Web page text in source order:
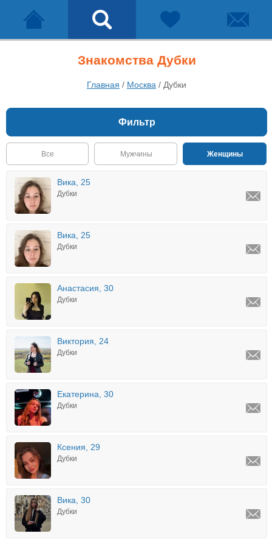
Знакомства Дубки
Главная / Москва / Дубки
Фильтр
Все Мужчины Женщины
Вика, 25
Дубки
Вика, 25
Дубки
Анастасия, 30
Дубки
Виктория, 24
Дубки
Екатерина, 30
Дубки
Ксения, 29
Дубки
Вика, 30
Дубки